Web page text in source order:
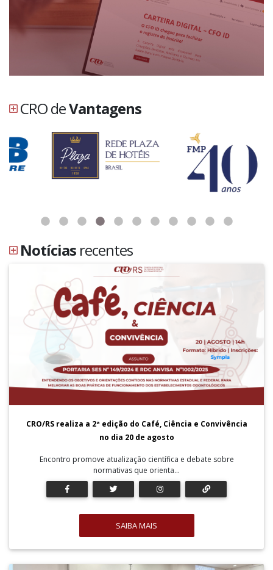
CRO deVantagens
Notícias recentes
CRO/RS realiza a 2ª edição do Café, Ciência e Convivência
no dia 20 de agosto
Encontro promove atualização científica e debate sobre
normativas que orienta...
SAIBA MAIS